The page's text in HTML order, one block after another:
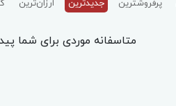
پرفروشترین جدیدترین ارزان‌ترین
متاسفانه موردی برای شما